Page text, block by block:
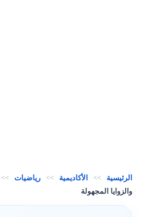
الرئيسية >> الأكاديمية >> رياضيات >>
والزوايا المجهولة